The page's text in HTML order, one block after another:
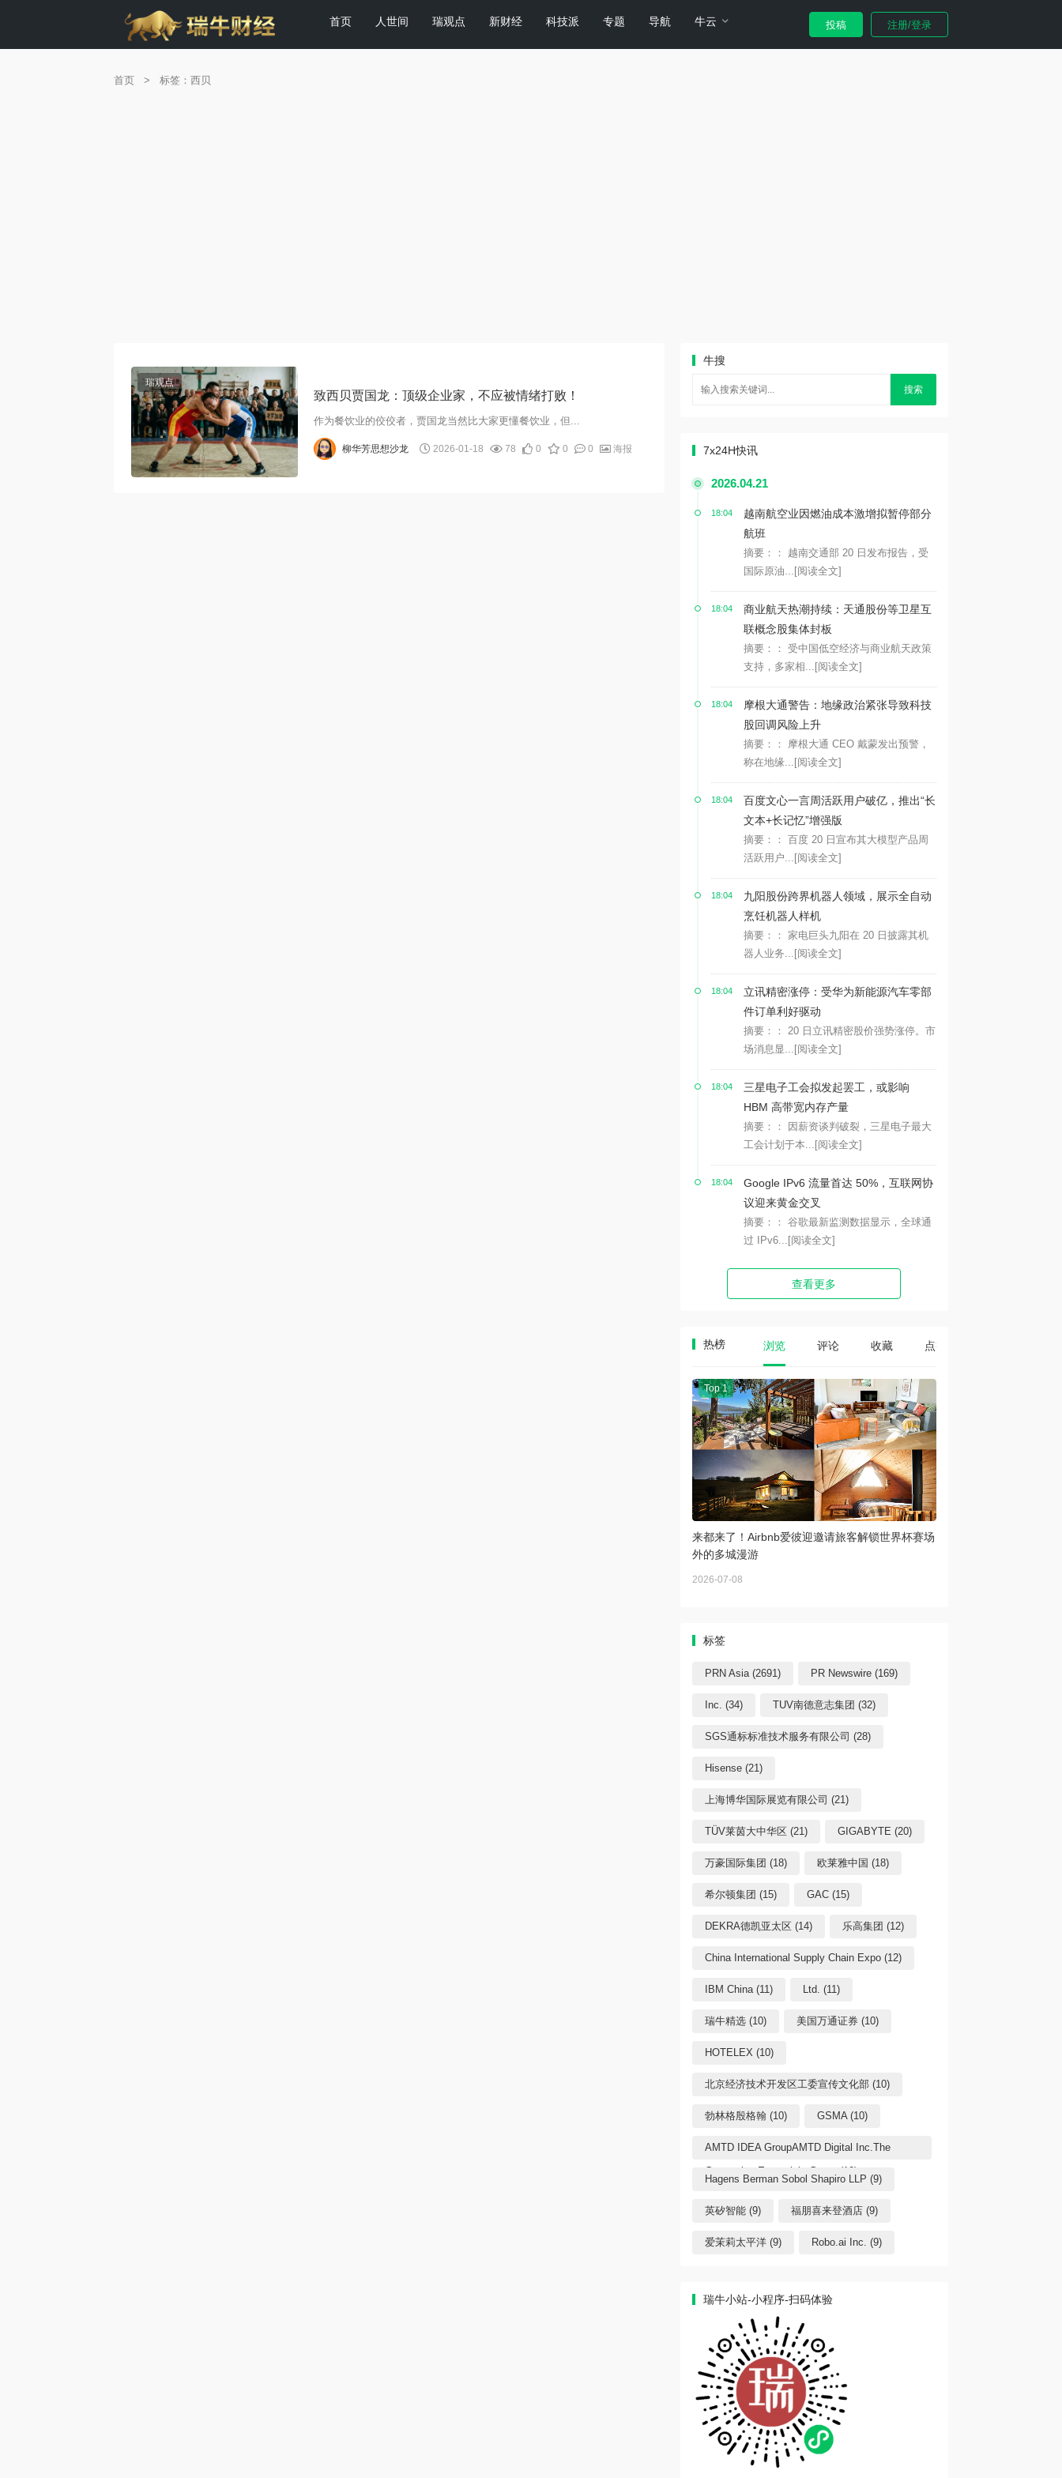
首页 人世间 瑞观点 新财经 科技派 专题 导航 牛云 投稿 注册/登录
首页 > 标签：西贝
瑞观点
致西贝贾国龙：顶级企业家，不应被情绪打败！
作为餐饮业的佼佼者，贾国龙当然比大家更懂餐饮业，但...
柳华芳思想沙龙 2026-01-18 78 0 0 0 海报
牛搜
搜索
7x24H快讯
2026.04.21
18:04
越南航空业因燃油成本激增拟暂停部分
航班
摘要：： 越南交通部 20 日发布报告，受
国际原油... [阅读全文]
18:04
商业航天热潮持续：天通股份等卫星互
联概念股集体封板
摘要：： 受中国低空经济与商业航天政策
支持，多家相... [阅读全文]
18:04
摩根大通警告：地缘政治紧张导致科技
股回调风险上升
摘要：： 摩根大通 CEO 戴蒙发出预警，
称在地缘... [阅读全文]
18:04
百度文心一言周活跃用户破亿，推出“长
文本+长记忆”增强版
摘要：： 百度 20 日宣布其大模型产品周
活跃用户... [阅读全文]
18:04
九阳股份跨界机器人领域，展示全自动
烹饪机器人样机
摘要：： 家电巨头九阳在 20 日披露其机
器人业务... [阅读全文]
18:04
立讯精密涨停：受华为新能源汽车零部
件订单利好驱动
摘要：： 20 日立讯精密股价强势涨停。市
场消息显... [阅读全文]
18:04
三星电子工会拟发起罢工，或影响
HBM 高带宽内存产量
摘要：： 因薪资谈判破裂，三星电子最大
工会计划于本... [阅读全文]
18:04
Google IPv6 流量首达 50%，互联网协
议迎来黄金交叉
摘要：： 谷歌最新监测数据显示，全球通
过 IPv6... [阅读全文]
查看更多
热榜 浏览 评论 收藏 点赞
Top 1
来都来了！Airbnb爱彼迎邀请旅客解锁世界杯赛场
外的多城漫游
2026-07-08
标签
PRN Asia (2691) PR Newswire (169)
Inc. (34) TUV南德意志集团 (32)
SGS通标标准技术服务有限公司 (28)
Hisense (21)
上海博华国际展览有限公司 (21)
TÜV莱茵大中华区 (21) GIGABYTE (20)
万豪国际集团 (18) 欧莱雅中国 (18)
希尔顿集团 (15) GAC (15)
DEKRA德凯亚太区 (14) 乐高集团 (12)
China International Supply Chain Expo (12)
IBM China (11) Ltd. (11)
瑞牛精选 (10) 美国万通证券 (10)
HOTELEX (10)
北京经济技术开发区工委宣传文化部 (10)
勃林格殷格翰 (10) GSMA (10)
AMTD IDEA GroupAMTD Digital Inc.The
Generation Essentials Group (10)
Hagens Berman Sobol Shapiro LLP (9)
英矽智能 (9) 福朋喜来登酒店 (9)
爱茉莉太平洋 (9) Robo.ai Inc. (9)
瑞牛小站-小程序-扫码体验